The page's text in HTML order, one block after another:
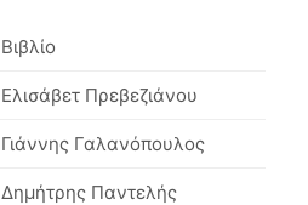
Βιβλίο
Ελισάβετ Πρεβεζιάνου
Γιάννης Γαλανόπουλος
Δημήτρης Παντελής